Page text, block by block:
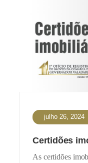
julho 26, 2024
Certidões
As certidões